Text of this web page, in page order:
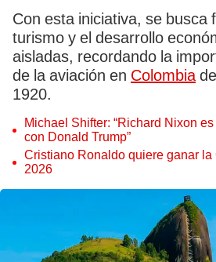
Con esta iniciativa, se busca
turismo y el desarrollo
aisladas, recordando la
de la aviación en Colombia
1920.
Michael Shifter: “Richard Nixon
con Donald Trump”
Cristiano Ronaldo quiere ganar
2026